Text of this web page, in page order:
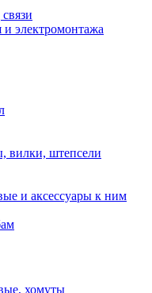
и электромонтажа
вилки, штепсели
и аксессуары к ним
хомуты